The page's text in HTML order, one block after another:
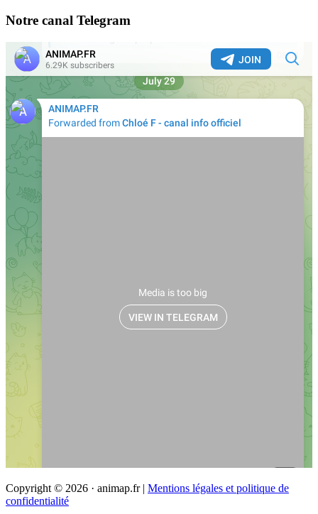
Notre canal Telegram
Copyright © 2026 · animap.fr | Mentions légales et politique de
confidentialité